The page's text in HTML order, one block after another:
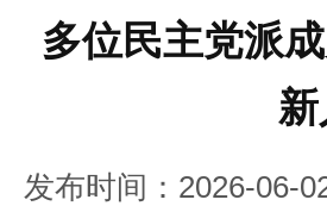
多位民主党派
发布时间：2026-06-